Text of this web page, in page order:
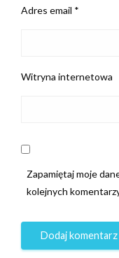
Adres email *
Witryna internetowa
Zapamiętaj moje
kolejnych